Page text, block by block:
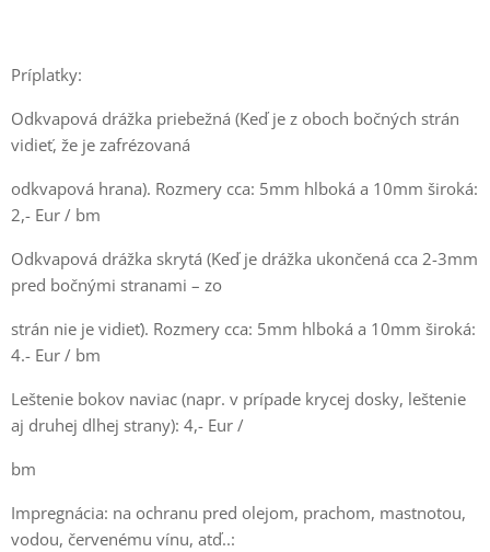
Príplatky:
Odkvapová drážka priebežná (Keď je z oboch bočných strán
vidieť, že je zafrézovaná
odkvapová hrana). Rozmery cca: 5mm hlboká a 10mm široká:
2,- Eur / bm
Odkvapová drážka skrytá (Keď je drážka ukončená cca 2-3mm
pred bočnými stranami – zo
strán nie je vidieť). Rozmery cca: 5mm hlboká a 10mm široká:
4.- Eur / bm
Leštenie bokov naviac (napr. v prípade krycej dosky, leštenie
aj druhej dlhej strany): 4,- Eur /
bm
Impregnácia: na ochranu pred olejom, prachom, mastnotou,
vodou, červenému vínu, atď..: